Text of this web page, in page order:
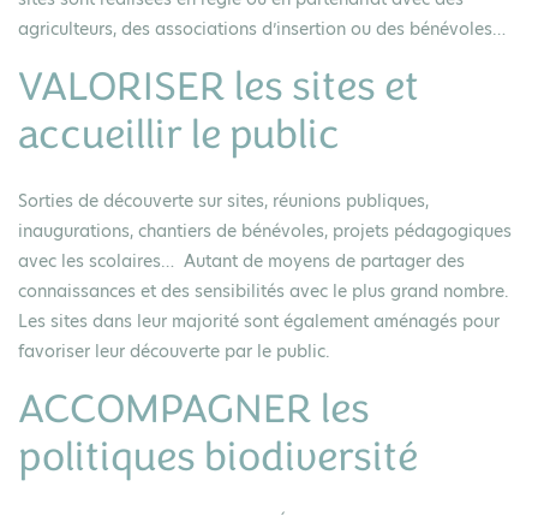
agriculteurs, des associations d’insertion ou des bénévoles…
VALORISER les sites et
accueillir le public
Sorties de découverte sur sites, réunions publiques,
inaugurations, chantiers de bénévoles, projets pédagogiques
avec les scolaires… Autant de moyens de partager des
connaissances et des sensibilités avec le plus grand nombre.
Les sites dans leur majorité sont également aménagés pour
favoriser leur découverte par le public.
ACCOMPAGNER les
politiques biodiversité